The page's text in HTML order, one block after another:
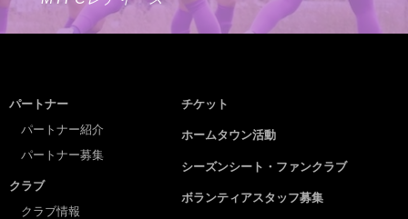
パートナー
パートナー紹介
パートナー募集
クラブ
クラブ情報
チケット
ホームタウン活動
シーズンシート・ファンクラブ
ボランティアスタッフ募集